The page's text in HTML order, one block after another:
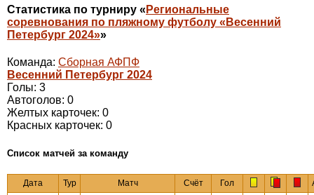
Статистика по турниру « Региональные
соревнования по пляжному футболу «Весенний
Петербург 2024»»
Команда: Сборная АФПФ
Весенний Петербург 2024
Голы: 3
Автоголов: 0
Желтых карточек: 0
Красных карточек: 0
Cписок матчей за команду
Дата Тур Матч Счёт Гол